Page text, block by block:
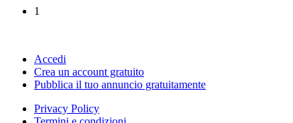
1
Accedi
Crea un account gratuito
Pubblica il tuo annuncio gratuitamente
Privacy Policy